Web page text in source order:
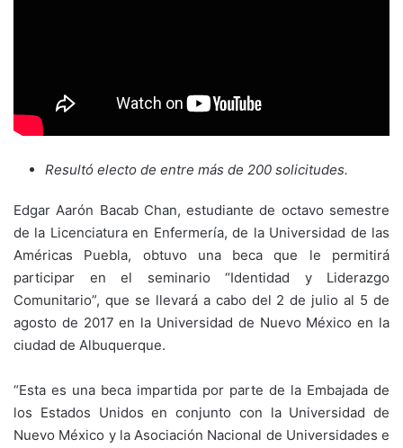
Resultó electo de entre más de 200 solicitudes.
Edgar Aarón Bacab Chan, estudiante de octavo semestre
de la Licenciatura en Enfermería, de la Universidad de las
Américas Puebla, obtuvo una beca que le permitirá
participar en el seminario “Identidad y Liderazgo
Comunitario”, que se llevará a cabo del 2 de julio al 5 de
agosto de 2017 en la Universidad de Nuevo México en la
ciudad de Albuquerque.
“Esta es una beca impartida por parte de la Embajada de
los Estados Unidos en conjunto con la Universidad de
Nuevo México y la Asociación Nacional de Universidades e